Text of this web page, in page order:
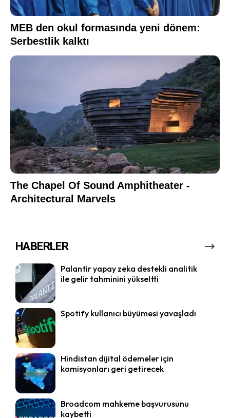
HABERLER
Palantir yapay zeka destekli analitik
ile gelir tahminini yükseltti
Spotify kullanıcı büyümesi yavaşladı
Hindistan dijital ödemeler için
komisyonları geri getirecek
Broadcom mahkeme başvurusunu
kaybetti